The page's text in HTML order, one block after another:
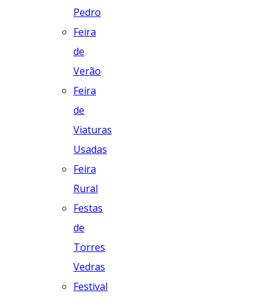
Pedro
Feira
de
Verão
Feira
de
Viaturas
Usadas
Feira
Rural
Festas
de
Torres
Vedras
Festival